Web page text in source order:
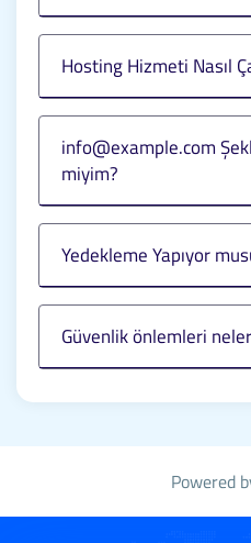
Hosting Hizmeti Nasıl
info@example.com
miyim?
Yedekleme Yapıyor
Güvenlik önlemleri
Powered